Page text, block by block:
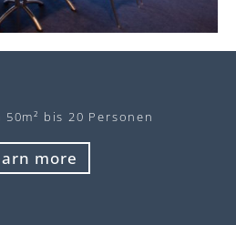
bis 20 Personen
more